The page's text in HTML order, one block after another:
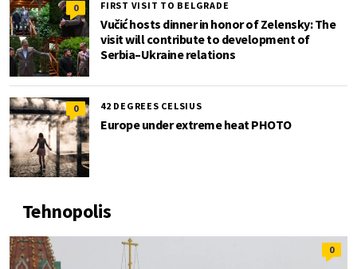
0 FIRST VISIT TO BELGRADE
Vučić hosts dinner in honor of Zelensky: The
visit will contribute to development of
Serbia–Ukraine relations
0 42 DEGREES CELSIUS
Europe under extreme heat PHOTO
Tehnopolis
0